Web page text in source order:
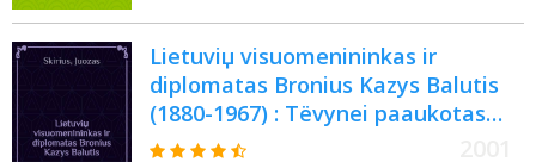
Lietuviџ visuomenininkas ir
diplomatas Bronius Kazys Balutis
(1880-1967) : Tёvynei paaukotas
gyvenimas = Литовский